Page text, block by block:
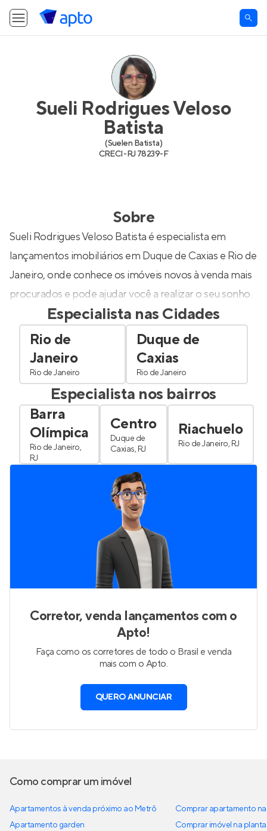
Sueli Rodrigues Veloso
Batista
(Suelen Batista)
CRECI-RJ 78239-F
Sobre
Sueli Rodrigues Veloso Batista é especialista em
lançamentos imobiliários em Duque de Caxias e Rio de
Janeiro, onde conhece os imóveis novos à venda mais
procurados e pode ajudar você a realizar o seu sonho.
Especialista nas Cidades
Rio de
Janeiro
Rio de Janeiro
Duque de
Caxias
Rio de Janeiro
Especialista nos bairros
Barra
Olímpica
Rio de Janeiro,
RJ
Centro
Duque de
Caxias, RJ
Riachuelo
Rio de Janeiro, RJ
Corretor, venda lançamentos com o
Apto!
Faça como os corretores de todo o Brasil e venda
mais com o Apto.
QUERO ANUNCIAR
Como comprar um imóvel
Apartamentos à venda próximo ao Metrô
Apartamento garden
Comprar apartamento
Comprar imóvel na planta